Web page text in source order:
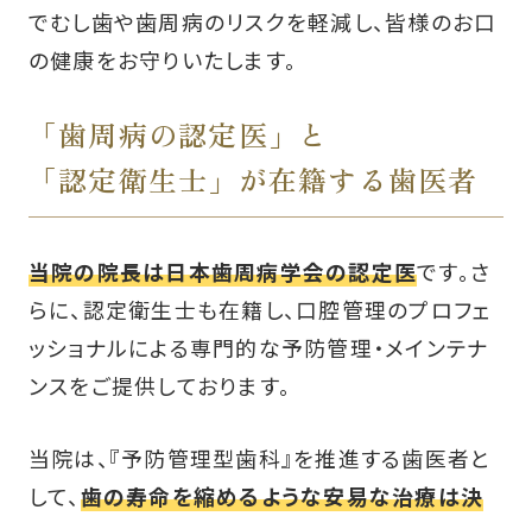
でむし歯や歯周病のリスクを軽減し、皆様のお口
の健康をお守りいたします。
「歯周病の認定医」と
「認定衛生士」が在籍する歯医者
当院の院長は日本歯周病学会の認定医です。さ
らに、認定衛生士も在籍し、口腔管理のプロフェ
ッショナルによる専門的な予防管理・メインテナ
ンスをご提供しております。
当院は、『予防管理型歯科』を推進する歯医者と
して、 歯の寿命を縮めるような安易な治療は決